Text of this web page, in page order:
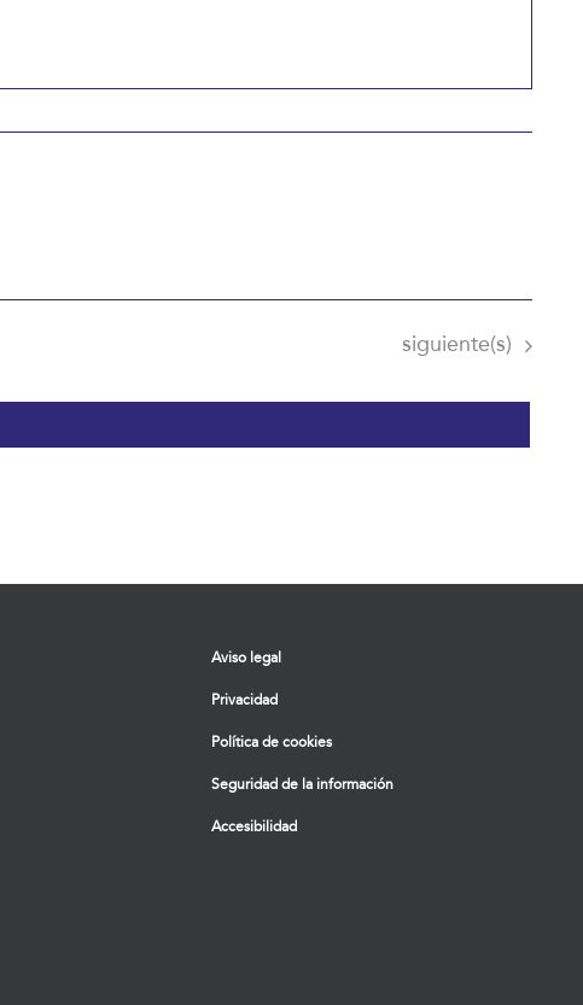
Eventos
siguiente(s)
Aviso legal
Privacidad
Política de cookies
Seguridad de la información
Accesibilidad